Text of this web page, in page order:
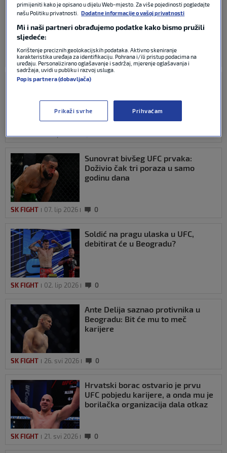
Ante Delija zbog ozljede otkazao
borbu na UFC-ovoj priredbi u
Beogradu
SK FIGHT 21. lip 2026 0
Spektakl u Bijeloj kući: Gaethje
srušio Pereirin povijesni UFC san
Sunovrat bivšeg UFC prvaka:
Doživio čak tri poraza u samo
godinu dana
SK FIGHT 07. lip 2026 0
Soldić na pragu ulaska u UFC,
debitirat će u Beogradu?
SK FIGHT 02. lip 2026 0
Ante Delija saznao protivnika u
Beogradu: Bit će mu to meč
karijere
SK FIGHT 26. svi 2026 0
Hrvatski borac ostvario je prvu
UFC pobjedu karijere, a onda mu je
borilačka organizacija dala otkaz
SK FIGHT 21. svi 2026 0
primijeniti kako je opisano u dijelu Web-mjesto. Za više pojedinosti pogledajte
našu Politiku privatnosti.
Dodatne informacije o vašoj privatnosti
Mi i naši partneri obrađujemo podatke kako bismo pružili
sljedeće:
Korištenje preciznih geolokacijskih podataka. Aktivno skeniranje
karakteristika uređaja za identifikaciju. Pohrana i/ili pristup podacima na
uređaju. Personalizirano oglašavanje i sadržaj, mjerenje oglašavanja i
sadržaja, uvidi u publiku i razvoj usluga.
Popis partnera (dobavljača)
Prikaži svrhe Prihvaćam